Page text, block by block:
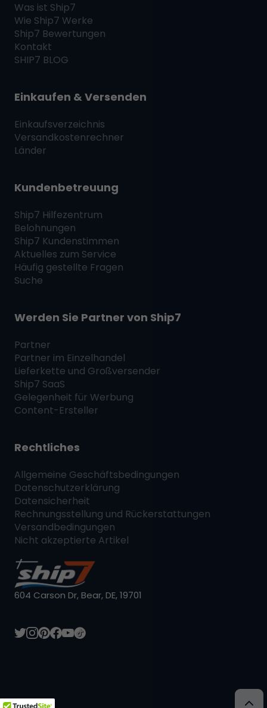
Was ist Ship7
Wie Ship7 Werke
Ship7 Bewertungen
Kontakt
SHIP7 BLOG
Einkaufen & Versenden
Einkaufsverzeichnis
Versandkostenrechner
Länder
Kundenbetreuung
Ship7 Hilfezentrum
Belohnungen
Ship7 Kundenstimmen
Aktuelles zum Service
Häufig gestellte Fragen
Suche
Werden Sie Partner von Ship7
Partner
Partner im Einzelhandel
Lieferkette und Großversender
Ship7 SaaS
Gelegenheit für Werbung
Content-Ersteller
Rechtliches
Allgemeine Geschäftsbedingungen
Datenschutzerklärung
Datensicherheit
Rechnungsstellung und Rückerstattungen
Versandbedingungen
Nicht akzeptierte Artikel
604 Carson Dr, Bear, DE, 19701